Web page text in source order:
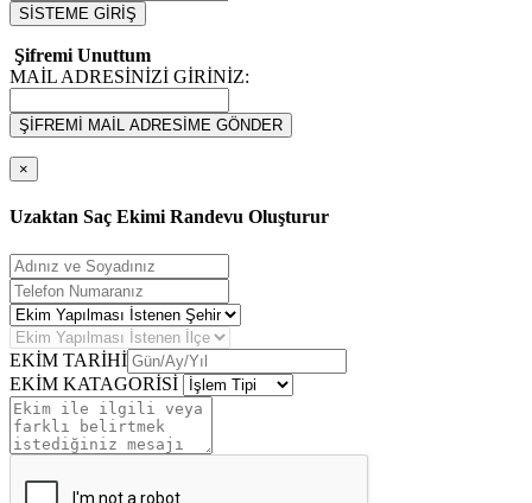
SİSTEME GİRİŞ
Şifremi Unuttum
MAİL ADRESİNİZİ GİRİNİZ:
ŞİFREMİ MAİL ADRESİME GÖNDER
×
Uzaktan Saç Ekimi Randevu Oluşturur
EKİM TARİHİ
EKİM KATAGORİSİ